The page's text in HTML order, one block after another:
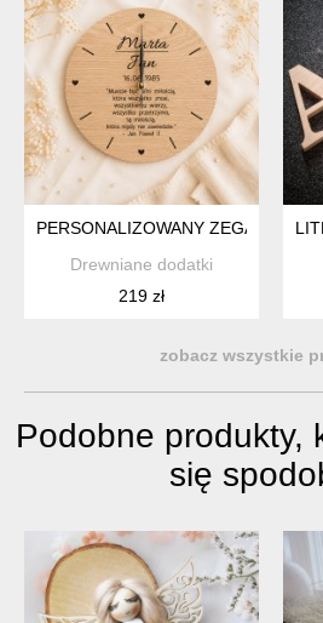
PERSONALIZOWANY ZEGAR
Drewniane dodatki
219 zł
zobacz wszystkie
Podobne produkty,
się